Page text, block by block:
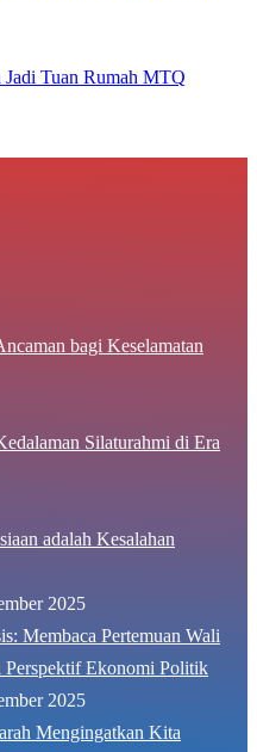
Tuan Rumah MTQ
bagi Keselamatan
Silaturahmi di Era
adalah Kesalahan
2025
Membaca Pertemuan Wali
Ekonomi Politik
2025
Mengingatkan Kita